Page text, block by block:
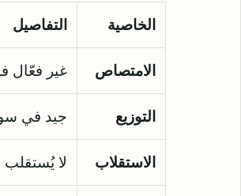
الخاصية التفاصيل
الامتصاص غير فعّال
التوزيع جيد في
الاستقلاب لا يُستقلب